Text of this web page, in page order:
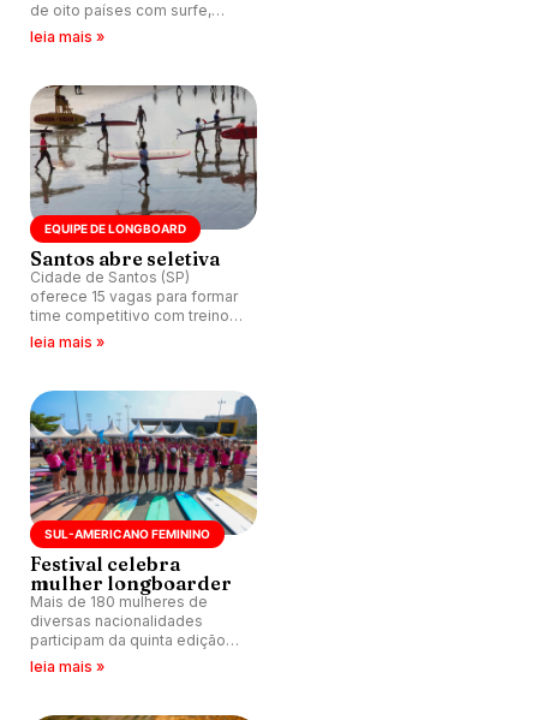
de oito países com surfe,
bem-estar, cultura e música
leia mais »
EQUIPE DE LONGBOARD
Santos abre seletiva
Cidade de Santos (SP)
oferece 15 vagas para formar
time competitivo com treinos
físicos e técnicos no Quebra-
leia mais »
SUL-AMERICANO FEMININO
Festival celebra
mulher longboarder
Mais de 180 mulheres de
diversas nacionalidades
participam da quinta edição
do Festival Sul-Americano de
leia mais »